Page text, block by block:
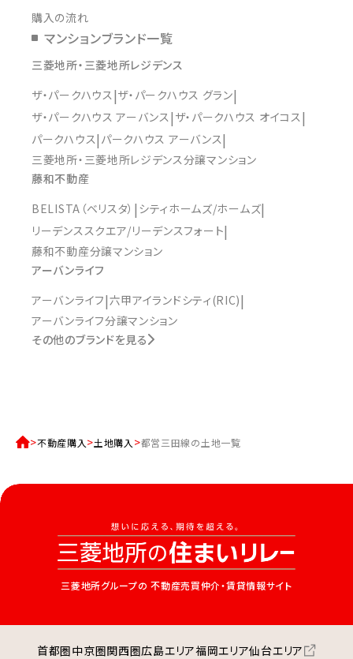
購入の流れ
マンションブランド一覧
三菱地所・三菱地所レジデンス
ザ・パークハウス ザ・パークハウス グラン
ザ・パークハウス アーバンス ザ・パークハウス オイコス
パークハウス パークハウス アーバンス
三菱地所・三菱地所レジデンス分譲マンション
藤和不動産
BELISTA（ベリスタ） シティホームズ/ホームズ
リーデンススクエア/リーデンスフォート
藤和不動産分譲マンション
アーバンライフ
アーバンライフ 六甲アイランドシティ(RIC)
アーバンライフ分譲マンション
その他のブランドを見る
不動産購入 土地購入 都営三田線の土地一覧
三菱地所グループの 不動産売買仲介・賃貸情報サイト
首都圏中京圏関西圏広島エリア福岡エリア仙台エリア